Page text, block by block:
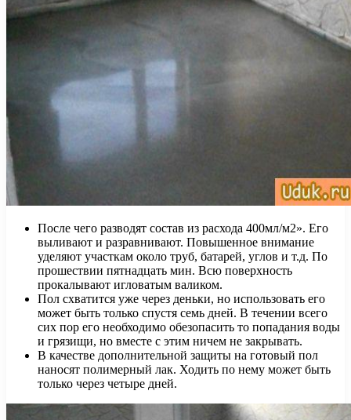
После чего разводят состав из расхода 400мл/м2». Его
выливают и разравнивают. Повышенное внимание
уделяют участкам около труб, батарей, углов и т.д. По
прошествии пятнадцать мин. Всю поверхность
прокалывают игловатым валиком.
Пол схватится уже через деньки, но использовать его
может быть только спустя семь дней. В течении всего
сих пор его необходимо обезопасить то попадания воды
и грязищи, но вместе с этим ничем не закрывать.
В качестве дополнительной защиты на готовый пол
наносят полимерный лак. Ходить по нему может быть
только через четыре дней.